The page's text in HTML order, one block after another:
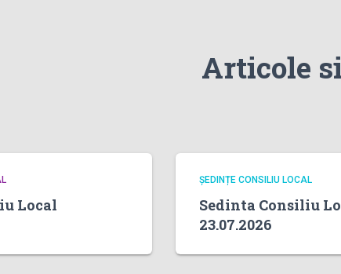
Articole
Local
ȘEDINȚE CONSILIU LOCAL
Sedinta Consiliu
23.07.2026